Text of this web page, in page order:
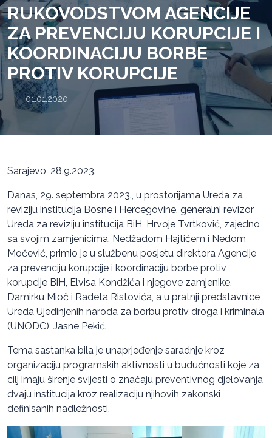
RUKOVODSTVOM AGENCIJE
ZA PREVENCIJU KORUPCIJE I
KOORDINACIJU BORBE
PROTIV KORUPCIJE
01.01.2020.
Sarajevo, 28.9.2023.
Danas, 29. septembra 2023., u prostorijama Ureda za
reviziju institucija Bosne i Hercegovine, generalni revizor
Ureda za reviziju institucija BiH, Hrvoje Tvrtković, zajedno
sa svojim zamjenicima, Nedžadom Hajtićem i Nedom
Močević, primio je u službenu posjetu direktora Agencije
za prevenciju korupcije i koordinaciju borbe protiv
korupcije BiH, Elvisa Kondžića i njegove zamjenike,
Damirku Mioč i Radeta Ristovića, a u pratnji predstavnice
Ureda Ujedinjenih naroda za borbu protiv droga i kriminala
(UNODC), Jasne Pekić.
Tema sastanka bila je unaprjeđenje saradnje kroz
organizaciju programskih aktivnosti u budućnosti koje za
cilj imaju širenje svijesti o značaju preventivnog djelovanja
dvaju institucija kroz realizaciju njihovih zakonski
definisanih nadležnosti.